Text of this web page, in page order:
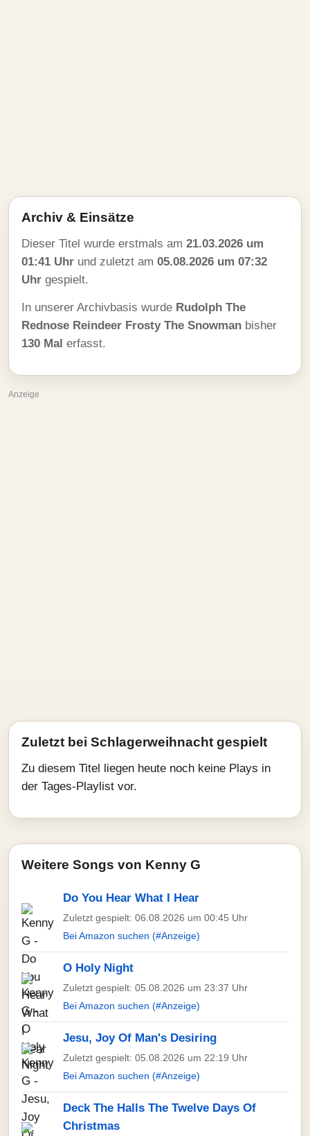
Archiv & Einsätze
Dieser Titel wurde erstmals am 21.03.2026 um
01:41 Uhr und zuletzt am 05.08.2026 um 07:32
Uhr gespielt.
In unserer Archivbasis wurde Rudolph The
Rednose Reindeer Frosty The Snowman bisher
130 Mal erfasst.
Anzeige
Zuletzt bei Schlagerweihnacht gespielt
Zu diesem Titel liegen heute noch keine Plays in
der Tages-Playlist vor.
Weitere Songs von Kenny G
Do You Hear What I Hear
Zuletzt gespielt: 06.08.2026 um 00:45 Uhr
Bei Amazon suchen (#Anzeige)
O Holy Night
Zuletzt gespielt: 05.08.2026 um 23:37 Uhr
Bei Amazon suchen (#Anzeige)
Jesu, Joy Of Man's Desiring
Zuletzt gespielt: 05.08.2026 um 22:19 Uhr
Bei Amazon suchen (#Anzeige)
Deck The Halls The Twelve Days Of
Christmas